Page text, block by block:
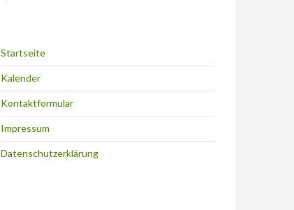
Startseite
Kalender
Kontaktformular
Impressum
Datenschutzerklärung